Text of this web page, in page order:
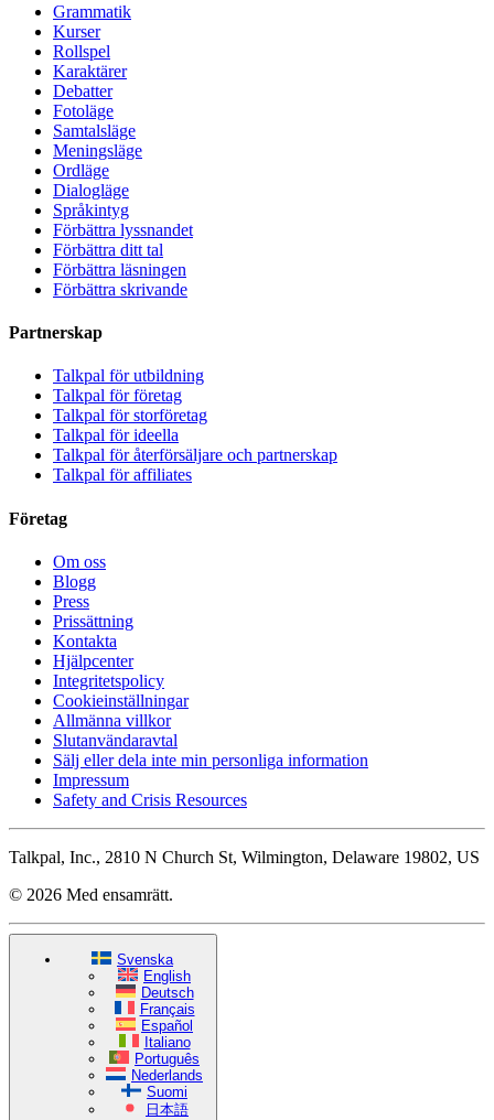
Grammatik
Kurser
Rollspel
Karaktärer
Debatter
Fotoläge
Samtalsläge
Meningsläge
Ordläge
Dialogläge
Språkintyg
Förbättra lyssnandet
Förbättra ditt tal
Förbättra läsningen
Förbättra skrivande
Partnerskap
Talkpal för utbildning
Talkpal för företag
Talkpal för storföretag
Talkpal för ideella
Talkpal för återförsäljare och partnerskap
Talkpal för affiliates
Företag
Om oss
Blogg
Press
Prissättning
Kontakta
Hjälpcenter
Integritetspolicy
Cookieinställningar
Allmänna villkor
Slutanvändaravtal
Sälj eller dela inte min personliga information
Impressum
Safety and Crisis Resources
Talkpal, Inc., 2810 N Church St, Wilmington, Delaware 19802, US
© 2026 Med ensamrätt.
Svenska
English
Deutsch
Français
Español
Italiano
Português
Nederlands
Suomi
日本語